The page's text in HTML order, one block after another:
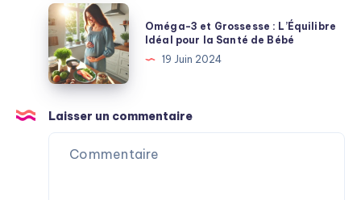
Des
Bienfaits
Inattendus
pour
Vous
et
Bébé
Oméga-
3
et
Grossesse
L’Équilibre
Idéal
pour
Oméga-3 et Grossesse : L’Équilibre
Idéal pour la Santé de Bébé
19 Juin 2024
Laisser un commentaire